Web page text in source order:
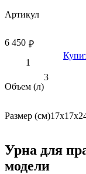
Артикул
₽
6 450
Объем (л)
3
Размер (см)
Урна для
модели